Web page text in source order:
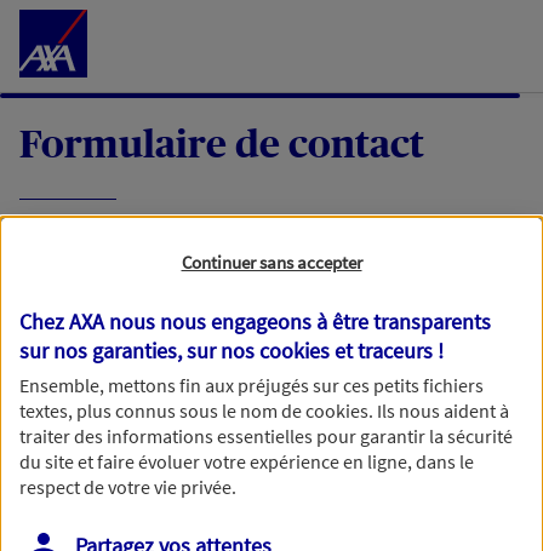
Accéder au Contenu
Formulaire de contact
demande, nous vous répondrons dans les
meilleurs délais par mail ou par téléphone.
Votre message :
Continuer sans accepter
Chez AXA nous nous engageons à être transparents
sur nos garanties, sur noscookies et traceurs !
Ensemble, mettons fin aux préjugés sur ces petits fichiers
textes, plus connus sous le nom decookies. Ils nous aident à
traiter des informations essentielles pour garantir la sécurité
du site et faire évoluer votre expérience en ligne, dans le
respect de votre vie privée.